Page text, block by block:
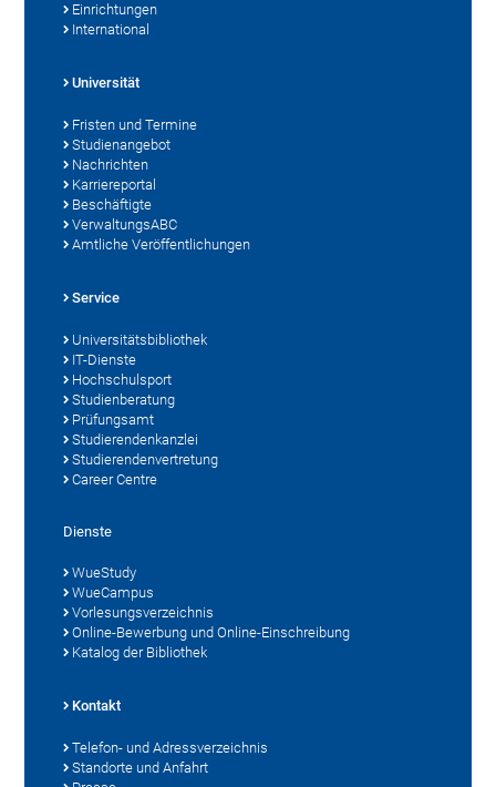
Einrichtungen
International
Universität
Fristen und Termine
Studienangebot
Nachrichten
Karriereportal
Beschäftigte
VerwaltungsABC
Amtliche Veröffentlichungen
Service
Universitätsbibliothek
IT-Dienste
Hochschulsport
Studienberatung
Prüfungsamt
Studierendenkanzlei
Studierendenvertretung
Career Centre
Dienste
WueStudy
WueCampus
Vorlesungsverzeichnis
Online-Bewerbung und Online-Einschreibung
Katalog der Bibliothek
Kontakt
Telefon- und Adressverzeichnis
Standorte und Anfahrt